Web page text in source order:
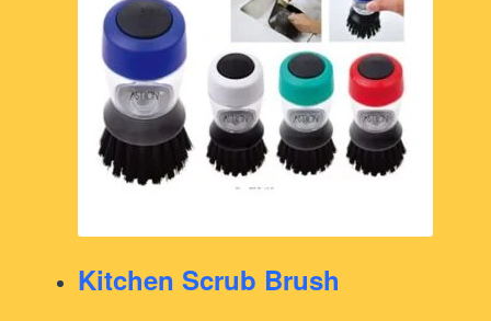
Kitchen Scrub Brush